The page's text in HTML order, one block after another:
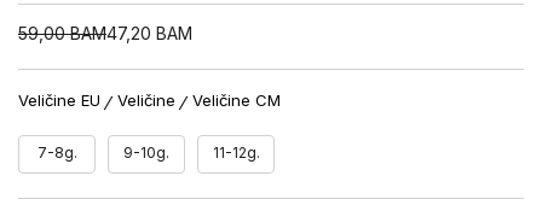
59,00 BAM47,20 BAM
Veličine EU Veličine Veličine CM
7-8g. 9-10g. 11-12g.